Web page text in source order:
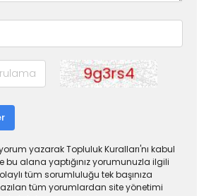
yazarak Topluluk Kuralları'nı kabul
bu alana yaptığınız yorumunuzla ilgili
tüm sorumluluğu tek başınıza
tüm yorumlardan site yönetimi